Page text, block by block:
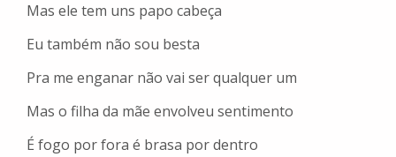
Mas ele tem uns papo cabeça
Eu também não sou besta
Pra me enganar não vai ser qualquer um
Mas o filha da mãe envolveu sentimento
É fogo por fora é brasa por dentro